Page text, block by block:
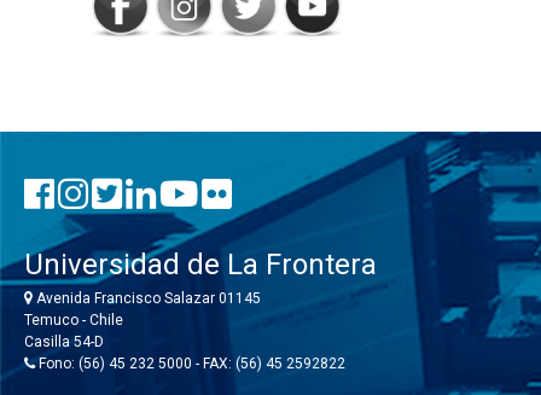
Universidad de La Frontera
Avenida Francisco Salazar 01145
Temuco - Chile
Casilla 54-D
Fono: (56) 45 232 5000 - FAX: (56) 45 2592822